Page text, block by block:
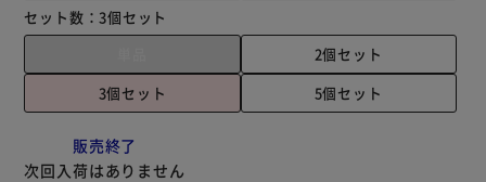
セット数： 3個セット
2個セット
3個セット
5個セット
販売終了
次回入荷はありません